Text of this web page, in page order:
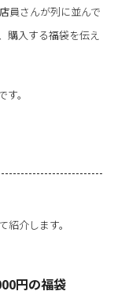
員さんが列に並んで
購入する福袋を伝え
。
介します。
円の福袋